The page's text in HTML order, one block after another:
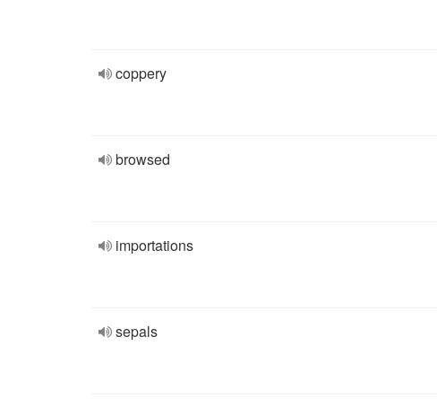
coppery
browsed
importations
sepals